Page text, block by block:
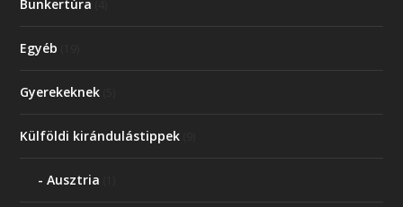
Bunkertúra
Egyéb
Gyerekeknek
Külföldi kirándulástippek
Ausztria